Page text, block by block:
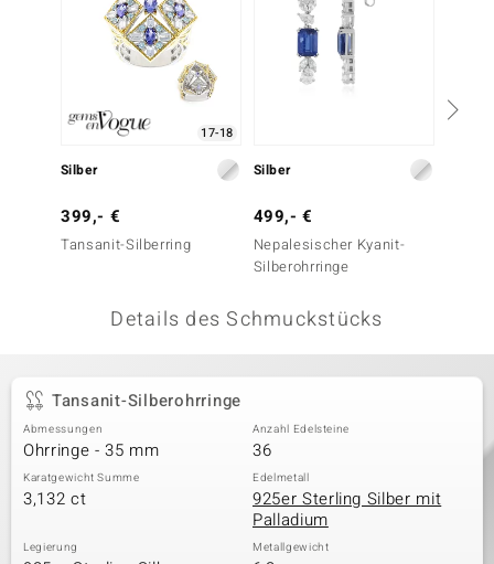
Collection
17-18
Silber
399,- €
Tansanit-Silberring
Silber
499,- €
Nepalesischer Kyanit-
Silberohrringe
Details des Schmuckstücks
Tansanit-Silberohrringe
Abmessungen
Ohrringe - 35 mm
Anzahl Edelsteine
36
Karatgewicht Summe
3,132 ct
Edelmetall
925er Sterling Silber mit
Palladium
Legierung Metallgewicht